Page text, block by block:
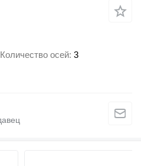
Количество осей 3